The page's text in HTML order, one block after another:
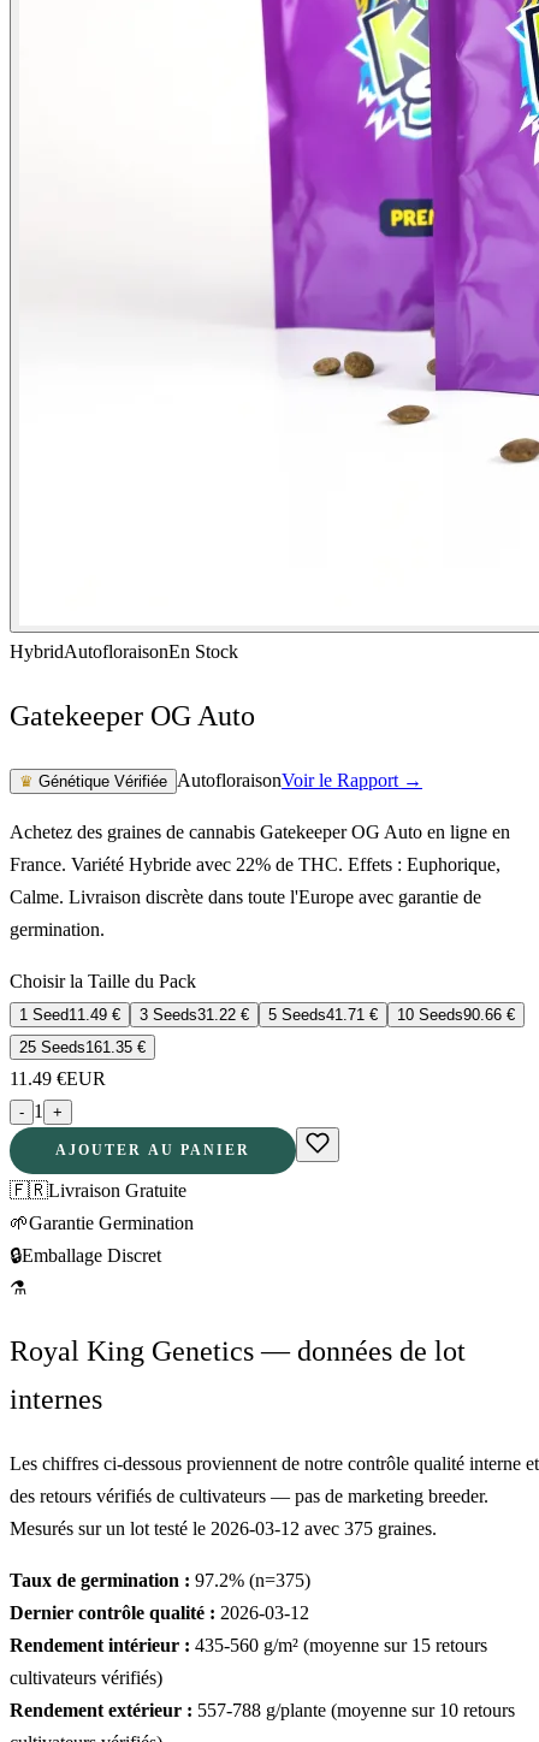
HybridAutofloraisonEn Stock
Gatekeeper OG Auto
♛ Génétique Vérifiée AutofloraisonVoir le Rapport →
Achetez des graines de cannabis Gatekeeper OG Auto en ligne en
France. Variété Hybride avec 22% de THC. Effets : Euphorique,
Calme. Livraison discrète dans toute l'Europe avec garantie de
germination.
Choisir la Taille du Pack
1 Seed11.49 € 3 Seeds31.22 € 5 Seeds41.71 € 10 Seeds90.66 €
25 Seeds161.35 €
11.49 €EUR
- 1 +
AJOUTER AU PANIER
🇫🇷Livraison Gratuite
🌱Garantie Germination
🔒Emballage Discret
⚗
Royal King Genetics — données de lot
internes
Les chiffres ci-dessous proviennent de notre contrôle qualité interne et
des retours vérifiés de cultivateurs — pas de marketing breeder.
Mesurés sur un lot testé le 2026-03-12 avec 375 graines.
Taux de germination : 97.2% (n=375)
Dernier contrôle qualité : 2026-03-12
Rendement intérieur : 435-560 g/m² (moyenne sur 15 retours
cultivateurs vérifiés)
Rendement extérieur : 557-788 g/plante (moyenne sur 10 retours